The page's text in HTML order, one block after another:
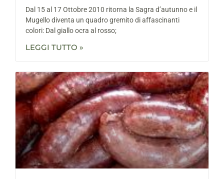
Dal 15 al 17 Ottobre 2010 ritorna la Sagra d’autunno e il
Mugello diventa un quadro gremito di affascinanti
colori: Dal giallo ocra al rosso;
LEGGI TUTTO »